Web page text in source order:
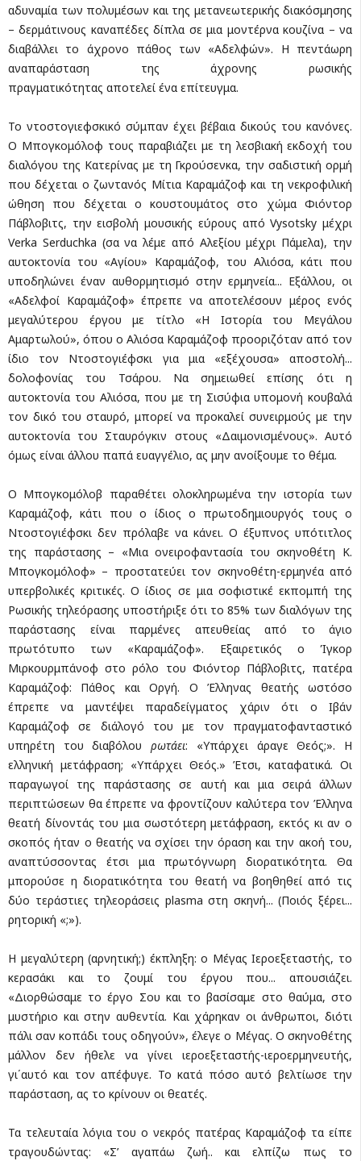
αδυναμία των πολυμέσων και της μετανεωτερικής διακόσμησης
– δερμάτινους καναπέδες δίπλα σε μια μοντέρνα κουζίνα – να
διαβάλλει το άχρονο πάθος των «Αδελφών». Η πεντάωρη
αναπαράσταση της άχρονης ρωσικής
πραγματικότητας αποτελεί ένα επίτευγμα.
Το ντοστογιεφσκικό σύμπαν έχει βέβαια δικούς του κανόνες.
Ο Μπογκομόλοφ τους παραβιάζει με τη λεσβιακή εκδοχή του
διαλόγου της Κατερίνας με τη Γκρούσενκα, την σαδιστική ορμή
που δέχεται ο ζωντανός Μίτια Καραμάζοφ και τη νεκροφιλική
ώθηση που δέχεται ο κουστουμάτος στο χώμα Φιόντορ
Πάβλοβιτς, την εισβολή μουσικής εύρους από Vysotsky μέχρι
Verka Serduchka (σα να λέμε από Αλεξίου μέχρι Πάμελα), την
αυτοκτονία του «Αγίου» Καραμάζοφ, του Αλιόσα, κάτι που
υποδηλώνει έναν αυθορμητισμό στην ερμηνεία... Εξάλλου, οι
«Αδελφοί Καραμάζοφ» έπρεπε να αποτελέσουν μέρος ενός
μεγαλύτερου έργου με τίτλο «Η Ιστορία του Μεγάλου
Αμαρτωλού», όπου ο Αλιόσα Καραμάζοφ προοριζόταν από τον
ίδιο τον Ντοστογιέφσκι για μια «εξέχουσα» αποστολή...
δολοφονίας του Τσάρου. Να σημειωθεί επίσης ότι η
αυτοκτονία του Αλιόσα, που με τη Σισύφια υπομονή κουβαλά
τον δικό του σταυρό, μπορεί να προκαλεί συνειρμούς με την
αυτοκτονία του Σταυρόγκιν στους «Δαιμονισμένους». Αυτό
όμως είναι άλλου παπά ευαγγέλιο, ας μην ανοίξουμε το θέμα.
Ο Μπογκομόλοβ παραθέτει ολοκληρωμένα την ιστορία των
Καραμάζοφ, κάτι που ο ίδιος ο πρωτοδημιουργός τους ο
Ντοστογιέφσκι δεν πρόλαβε να κάνει. Ο έξυπνος υπότιτλος
της παράστασης – «Μια ονειροφαντασία του σκηνοθέτη Κ.
Μπογκομόλοφ» – προστατεύει τον σκηνοθέτη-ερμηνέα από
υπερβολικές κριτικές. Ο ίδιος σε μια σοφιστικέ εκπομπή της
Ρωσικής τηλεόρασης υποστήριξε ότι το 85% των διαλόγων της
παράστασης είναι παρμένες απευθείας από το άγιο
πρωτότυπο των «Καραμάζοφ». Εξαιρετικός ο Ίγκορ
Μιρκουρμπάνοφ στο ρόλο του Φιόντορ Πάβλοβιτς, πατέρα
Καραμάζοφ: Πάθος και Οργή. Ο Έλληνας θεατής ωστόσο
έπρεπε να μαντέψει παραδείγματος χάριν ότι ο Ιβάν
Καραμάζοφ σε διάλογό του με τον πραγματοφανταστικό
υπηρέτη του διαβόλουρωτάει: «Υπάρχει άραγε Θεός;». Η
ελληνική μετάφραση; «Υπάρχει Θεός.» Έτσι, καταφατικά. Οι
παραγωγοί της παράστασης σε αυτή και μια σειρά άλλων
περιπτώσεων θα έπρεπε να φροντίζουν καλύτερα τον Έλληνα
θεατή δίνοντάς του μια σωστότερη μετάφραση, εκτός κι αν ο
σκοπός ήταν ο θεατής να σχίσει την όραση και την ακοή του,
αναπτύσσοντας έτσι μια πρωτόγνωρη διορατικότητα. Θα
μπορούσε η διορατικότητα του θεατή να βοηθηθεί από τις
δύο τεράστιες τηλεοράσεις plasma στη σκηνή... (Ποιός ξέρει...
ρητορική «;»).
Η μεγαλύτερη (αρνητική;) έκπληξη: ο Μέγας Ιεροεξεταστής, το
κερασάκι και το ζουμί του έργου που... απουσιάζει.
«Διορθώσαμε το έργο Σου και το βασίσαμε στο θαύμα, στο
μυστήριο και στην αυθεντία. Και χάρηκαν οι άνθρωποι, διότι
πάλι σαν κοπάδι τους οδηγούν», έλεγε ο Μέγας. Ο σκηνοθέτης
μάλλον δεν ήθελε να γίνει ιεροεξεταστής-ιεροερμηνευτής,
γι΄αυτό και τον απέφυγε. Το κατά πόσο αυτό βελτίωσε την
παράσταση, ας το κρίνουν οι θεατές.
Τα τελευταία λόγια του ο νεκρός πατέρας Καραμάζοφ τα είπε
τραγουδώντας: «Σ’ αγαπάω ζωή.. και ελπίζω πως το